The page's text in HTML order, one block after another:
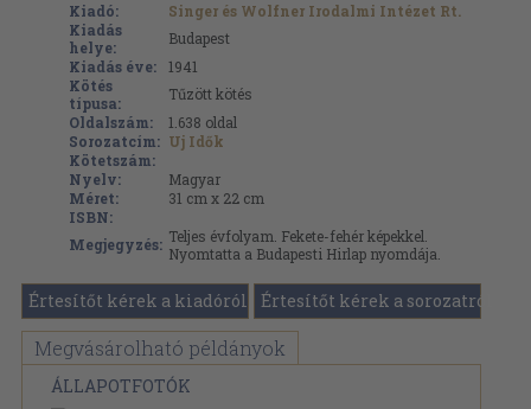
Kiadó:
Singer és Wolfner Irodalmi Intézet Rt.
Kiadás
helye:
Budapest
Kiadás éve:
1941
Kötés
típusa:
Tűzött kötés
Oldalszám:
1.638 oldal
Sorozatcím: Uj Idők
Kötetszám:
Nyelv:
Magyar
Méret:
31 cm x 22 cm
ISBN:
Megjegyzés: Teljes évfolyam. Fekete-fehér képekkel.
Nyomtatta a Budapesti Hirlap nyomdája.
Értesítőt kérek a kiadóról Értesítőt kérek a sorozatról
Megvásárolható példányok
ÁLLAPOTFOTÓK